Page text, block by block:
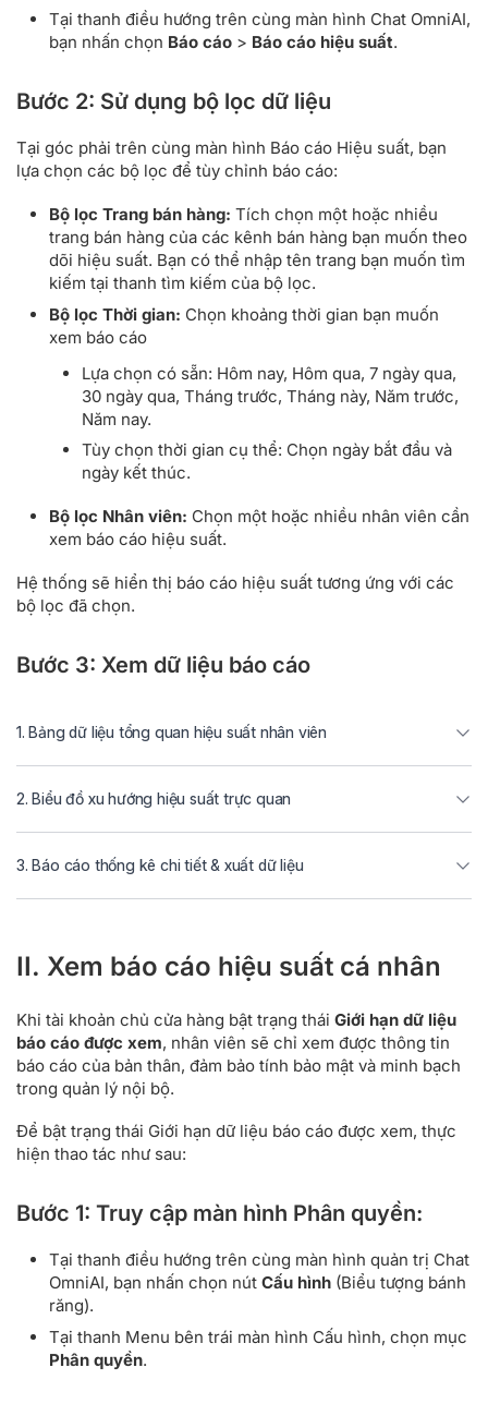
Tại thanh điều hướng trên cùng màn hình Chat OmniAI,
bạn nhấn chọn Báo cáo > Báo cáo hiệu suất.
Bước 2: Sử dụng bộ lọc dữ liệu
Tại góc phải trên cùng màn hình Báo cáo Hiệu suất, bạn
lựa chọn các bộ lọc để tùy chỉnh báo cáo:
Bộ lọc Trang bán hàng: Tích chọn một hoặc nhiều
trang bán hàng của các kênh bán hàng bạn muốn theo
dõi hiệu suất. Bạn có thể nhập tên trang bạn muốn tìm
kiếm tại thanh tìm kiếm của bộ lọc.
Bộ lọc Thời gian: Chọn khoảng thời gian bạn muốn
xem báo cáo
Lựa chọn có sẵn: Hôm nay, Hôm qua, 7 ngày qua,
30 ngày qua, Tháng trước, Tháng này, Năm trước,
Năm nay.
Tùy chọn thời gian cụ thể: Chọn ngày bắt đầu và
ngày kết thúc.
Bộ lọc Nhân viên: Chọn một hoặc nhiều nhân viên cần
xem báo cáo hiệu suất.
Hệ thống sẽ hiển thị báo cáo hiệu suất tương ứng với các
bộ lọc đã chọn.
Bước 3: Xem dữ liệu báo cáo
1. Bảng dữ liệu tổng quan hiệu suất nhân viên
2. Biểu đồ xu hướng hiệu suất trực quan
3. Báo cáo thống kê chi tiết & xuất dữ liệu
II. Xem báo cáo hiệu suất cá nhân
Khi tài khoản chủ cửa hàng bật trạng thái Giới hạn dữ liệu
báo cáo được xem, nhân viên sẽ chỉ xem được thông tin
báo cáo của bản thân, đảm bảo tính bảo mật và minh bạch
trong quản lý nội bộ.
Để bật trạng thái Giới hạn dữ liệu báo cáo được xem, thực
hiện thao tác như sau:
Bước 1: Truy cập màn hình Phân quyền:
Tại thanh điều hướng trên cùng màn hình quản trị Chat
OmniAI, bạn nhấn chọn nút Cấu hình (Biểu tượng bánh
răng).
Tại thanh Menu bên trái màn hình Cấu hình, chọn mục
Phân quyền.